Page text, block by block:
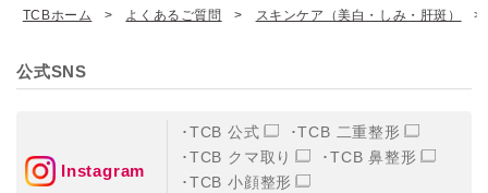
TCBホーム よくあるご質問 スキンケア（美白・しみ・肝斑）
公式SNS
Instagram
TCB 公式
TCB 二重整形
TCB クマ取り
TCB 鼻整形
TCB 小顔整形